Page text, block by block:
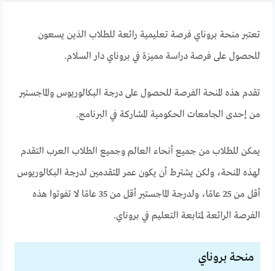
تعتبر منحة بروناي فرصة تعليمية رائعة للطلاب الذين يسعون
للحصول على فرصة دراسة مميزة في بروناي دار السلام.
تقدم هذه المنحة الفرصة للحصول على درجة البكالوريوس والماجستير
من إحدى الجامعات الحكومية المشاركة في البرنامج.
يمكن للطلاب من جميع أنحاء العالم وجميع الطلاب العرب التقدم
لهذه المنحة، ولكن يشترط أن يكون عمر المتقدمين لدرجة البكالوريوس
أقل من 25 عامًا، ولدرجة الماجستير أقل من 35 عامًا لا تفوتوا هذه
الفرصة الرائعة لمتابعة التعليم في بروناي.
منحة بروناي